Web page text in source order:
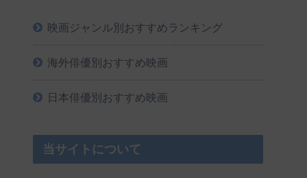
映画ジャンル別おすすめランキング
海外俳優別おすすめ映画
日本俳優別おすすめ映画
当サイトについて